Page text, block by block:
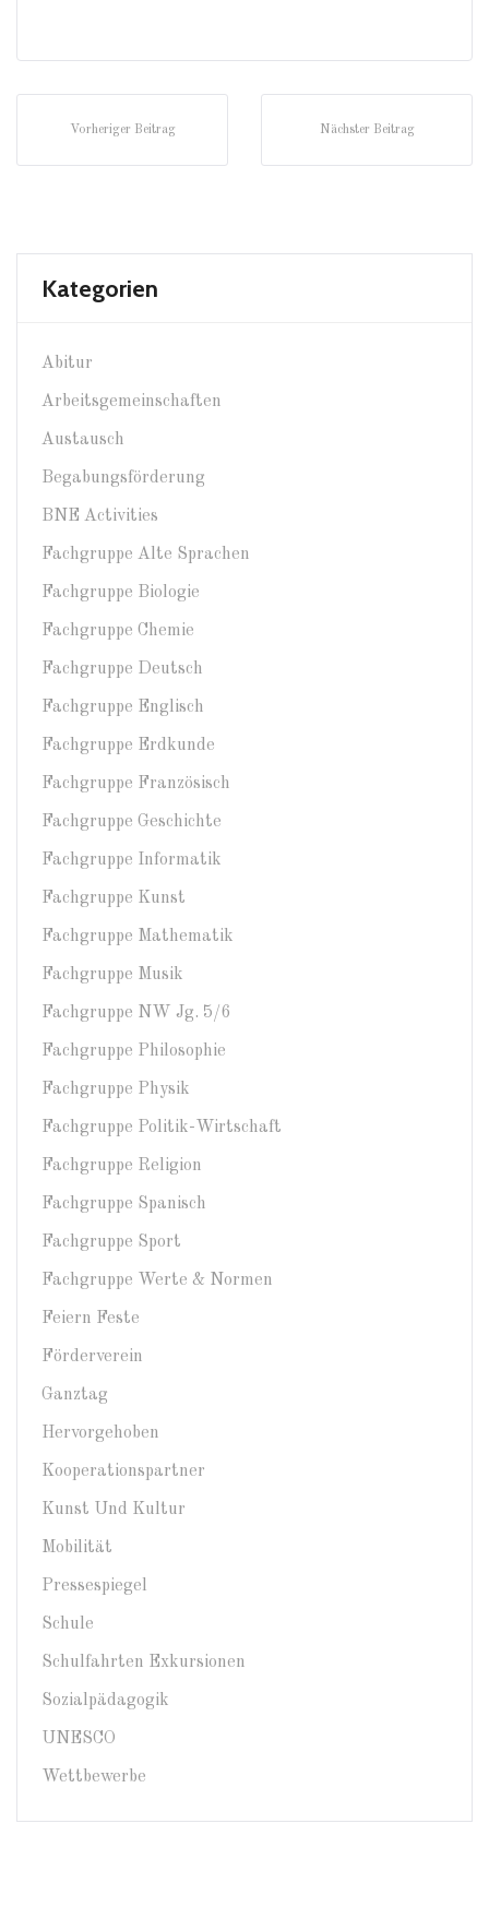
Vorheriger Beitrag Nächster Beitrag
Kategorien
Abitur
Arbeitsgemeinschaften
Austausch
Begabungsförderung
BNE Activities
Fachgruppe Alte Sprachen
Fachgruppe Biologie
Fachgruppe Chemie
Fachgruppe Deutsch
Fachgruppe Englisch
Fachgruppe Erdkunde
Fachgruppe Französisch
Fachgruppe Geschichte
Fachgruppe Informatik
Fachgruppe Kunst
Fachgruppe Mathematik
Fachgruppe Musik
Fachgruppe NW Jg. 5/6
Fachgruppe Philosophie
Fachgruppe Physik
Fachgruppe Politik-Wirtschaft
Fachgruppe Religion
Fachgruppe Spanisch
Fachgruppe Sport
Fachgruppe Werte & Normen
Feiern Feste
Förderverein
Ganztag
Hervorgehoben
Kooperationspartner
Kunst Und Kultur
Mobilität
Pressespiegel
Schule
Schulfahrten Exkursionen
Sozialpädagogik
UNESCO
Wettbewerbe